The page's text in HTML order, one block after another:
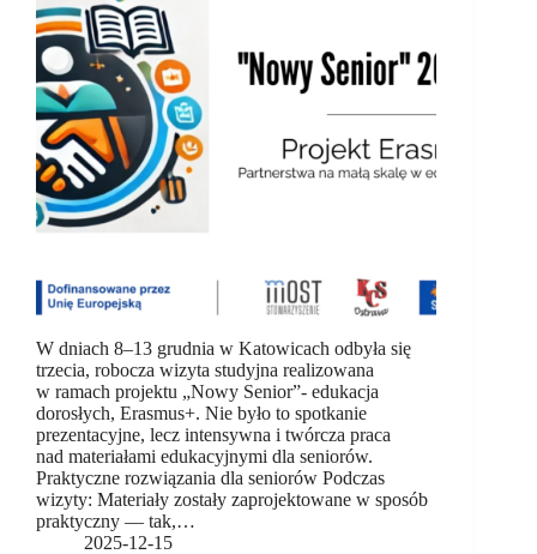
W dniach 8–13 grudnia w Katowicach odbyła się
trzecia, robocza wizyta studyjna realizowana
w ramach projektu „Nowy Senior”- edukacja
dorosłych, Erasmus+. Nie było to spotkanie
prezentacyjne, lecz intensywna i twórcza praca
nad materiałami edukacyjnymi dla seniorów.
Praktyczne rozwiązania dla seniorów Podczas
wizyty: Materiały zostały zaprojektowane w sposób
praktyczny — tak,…
2025-12-15